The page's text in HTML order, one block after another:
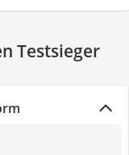
Testsieger